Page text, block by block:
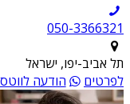
050-3366321
תל אביב-יפו, ישראל
לפרטים
הודעה